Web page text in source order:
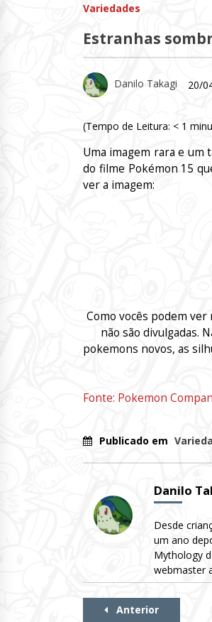
Variedades
Estranhas
Danilo Takagi 20/
(Tempo de Leitura: < 1
Uma imagem rara e um
do filme Pokémon 15
ver a imagem:
Como vocês podem
não são divulgadas.
pokemons novos, as
Fonte: Pokemon
Publicado em
Danilo
Desde
um ano
Mythology
webmaster
Continue
Anterior